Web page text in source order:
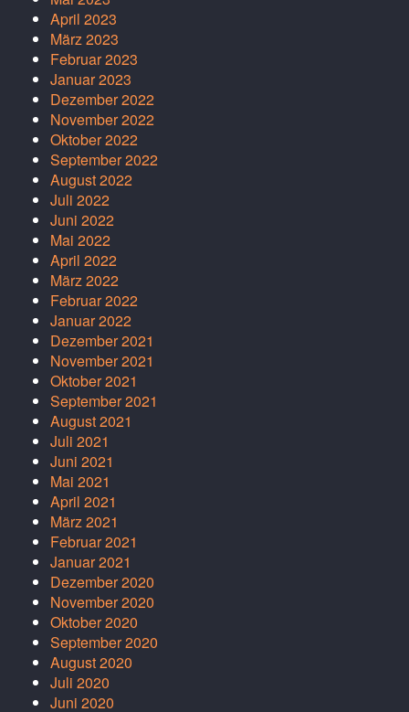
April 2023
März 2023
Februar 2023
Januar 2023
Dezember 2022
November 2022
Oktober 2022
September 2022
August 2022
Juli 2022
Juni 2022
Mai 2022
April 2022
März 2022
Februar 2022
Januar 2022
Dezember 2021
November 2021
Oktober 2021
September 2021
August 2021
Juli 2021
Juni 2021
Mai 2021
April 2021
März 2021
Februar 2021
Januar 2021
Dezember 2020
November 2020
Oktober 2020
September 2020
August 2020
Juli 2020
Juni 2020